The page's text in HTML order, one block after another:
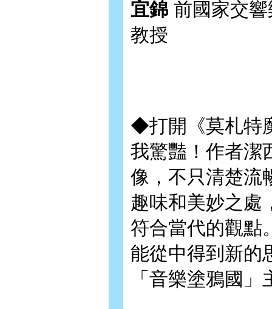
宜錦 前國家交
教授
◆打開《莫札特
我驚豔！作者潔
像，不只清楚流
趣味和美妙之處
符合當代的觀點
能從中得到新
「音樂塗鴉國」